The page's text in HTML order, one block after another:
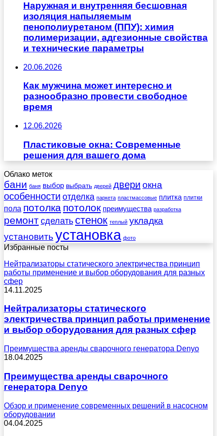
Наружная и внутренняя бесшовная
изоляция напыляемым
пенополиуретаном (ППУ): химия
полимеризации, адгезионные свойства
и технические параметры
20.06.2026
Как мужчина может интересно и
разнообразно провести свободное
время
12.06.2026
Пластиковые окна: Современные
решения для вашего дома
Облако меток
бани баня выбор выбрать дверей двери окна
особенности отделка паркета пластмассовые плитка плитки
пола потолка потолок преимущества разработка
ремонт сделать стенок теплый укладка
установить установка фото
Избранные посты
Нейтрализаторы статического электричества принцип
работы применение и выбор оборудования для разных
сфер
14.11.2025
Нейтрализаторы статического
электричества принцип работы применение
и выбор оборудования для разных сфер
Преимущества аренды сварочного генератора Denyo
18.04.2025
Преимущества аренды сварочного
генератора Denyo
Обзор и применение современных решений в насосном
оборудовании
04.04.2025